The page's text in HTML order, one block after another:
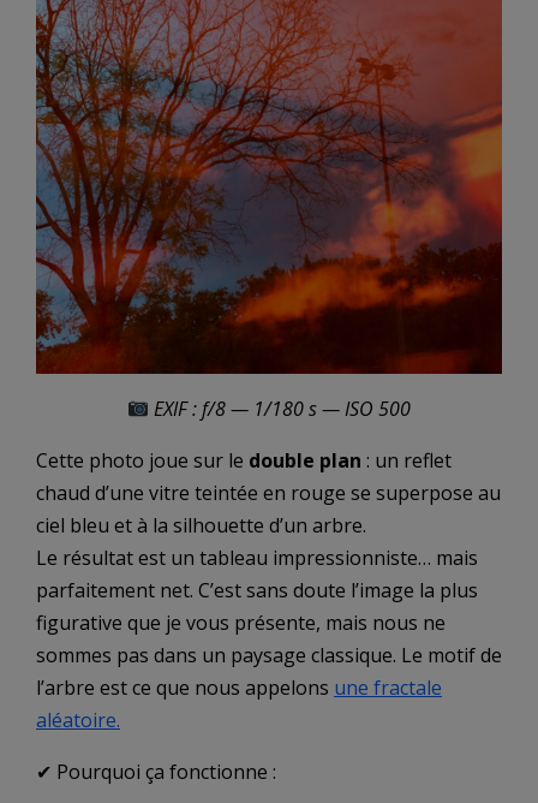
EXIF : f/8 — 1/180 s — ISO 500
Cette photo joue sur le double plan : un reflet
chaud d’une vitre teintée en rouge se superpose au
ciel bleu et à la silhouette d’un arbre.
Le résultat est un tableau impressionniste… mais
parfaitement net. C’est sans doute l’image la plus
figurative que je vous présente, mais nous ne
sommes pas dans un paysage classique. Le motif de
l’arbre est ce que nous appelons une fractale
aléatoire.
✔ Pourquoi ça fonctionne :